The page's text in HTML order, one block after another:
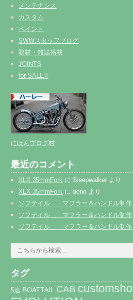
メンテナンス
カスタム
ペイント
SWWスタッフブログ
取材・雑誌掲載
JOINTS
for SALE!!
にほんブログ村
最近のコメント
XLX 35mmFork に Sleepwalker より
XLX 35mmFork に ueno より
ソフテイル マフラー＆ハンドル制作
ソフテイル マフラー＆ハンドル制作
ソフテイル マフラー＆ハンドル制作
タグ
5速 BOATTAIL CAB